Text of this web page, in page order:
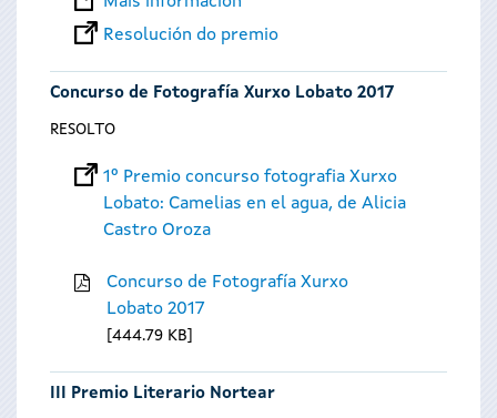
Resolución do premio
Concurso de Fotografía Xurxo Lobato 2017
RESOLTO
1º Premio concurso fotografia Xurxo
Lobato: Camelias en el agua, de Alicia
Castro Oroza
Concurso de Fotografía Xurxo
Lobato 2017
444.79 KB
III Premio Literario Nortear